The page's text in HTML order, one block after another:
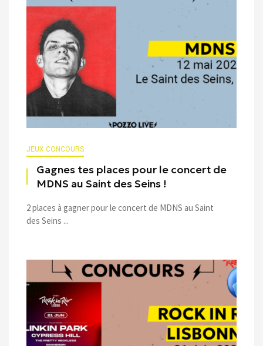
JEUX CONCOURS
Gagnes tes places pour le concert de
MDNS au Saint des Seins !
2 places à gagner pour le concert de MDNS au Saint
des Seins ...